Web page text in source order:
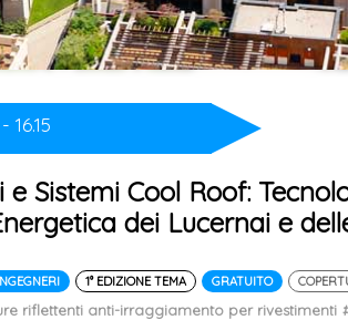
16.15
Sistemi Cool Roof:
dei Lucernai e
1° EDIZIONE TEMA GRATUITO
riflettenti anti-irraggiamento per rivestimenti